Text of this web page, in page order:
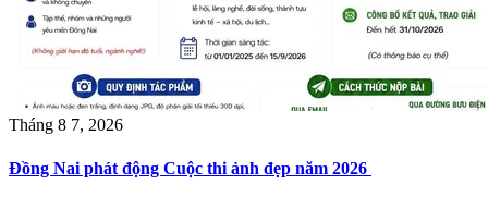
Tháng 8 7, 2026
Đồng Nai phát động Cuộc thi ảnh đẹp năm 2026